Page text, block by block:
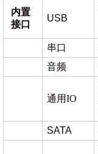
内置
接口
USB
串口
音频
通用IO
SATA